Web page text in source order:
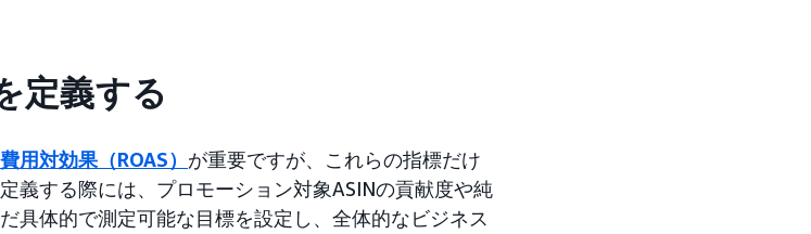
定義する
用対効果（ROAS） が重要ですが、これらの指標だけ
義する際には、プロモーション対象ASINの貢献度や純
具体的で測定可能な目標を設定し、全体的なビジネス